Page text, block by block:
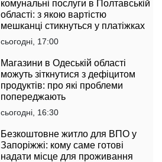
комунальні послуги в Полтавській
області: з якою вартістю
мешканці стикнуться у платіжках
сьогодні, 17:00
Магазини в Одеській області
можуть зіткнутися з дефіцитом
продуктів: про які проблеми
попереджають
сьогодні, 16:30
Безкоштовне житло для ВПО у
Запоріжжі: кому саме готові
надати місце для проживання